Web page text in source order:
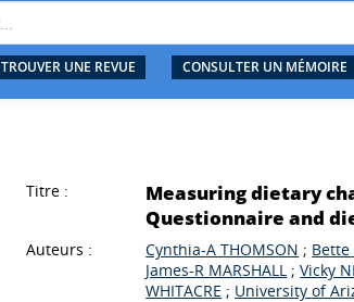
TROUVER UNE REVUE CONSULTER UN MÉMOIRE
Titre :
Measuring dietary
Questionnaire and
Auteurs : Cynthia-A THOMSON ; Bette
James-R MARSHALL ;Vicky
WHITACRE ; University of